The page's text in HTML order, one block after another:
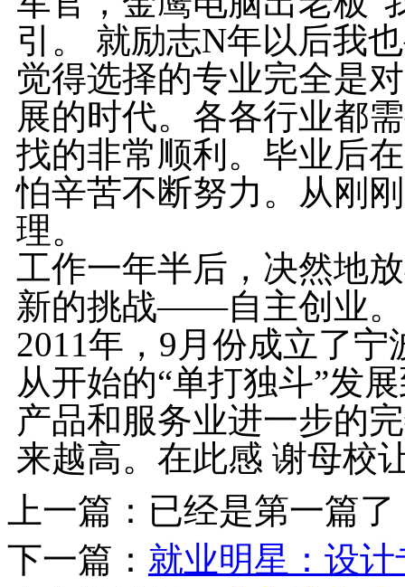
引。 就励志N年以后我
觉得选择的专业完全是
展的时代。各各行业都
找的非常顺利。毕业后
怕辛苦不断努力。从刚
理。
工作一年半后，决然地
新的挑战——自主创业。
2011年，9月份成立了
从开始的“单打独斗”发
产品和服务业进一步的
来越高。在此感 谢母校
上一篇：已经是第一篇了
下一篇： 就业明星：设